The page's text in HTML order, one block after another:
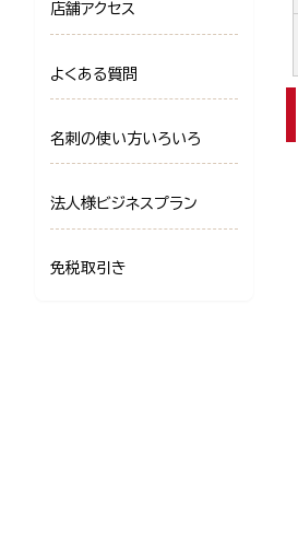
店舗アクセス
よくある質問
名刺の使い方いろいろ
法人様ビジネスプラン
免税取引き